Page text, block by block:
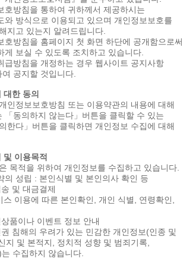
호방침을 통하여 귀하께서 제공하시는
와 방식으로 이용되고 있으며 개인정보보호를
지고 있는지 알려드립니다.
호방침을 홈페이지 첫 화면 하단에 공개함으로써
게 보실 수 있도록 조치하고 있습니다.
급방침을 개정하는 경우 웹사이트 공지사항
공지할 것입니다.
대한 동의
인정보보호방침 또는 이용약관의 내용에 대해
「동의하지 않는다」버튼을 클릭할 수 있는
한다」버튼을 클릭하면 개인정보 수집에 대해
이용목적
목적을 위하여 개인정보를 수집하고 있습니다.
의 성립 : 본인식별 및 본인의사 확인 등
및 대금결제
이용에 따른 본인확인, 개인 식별, 연령확인,
품이나 이벤트 정보 안내
침해의 우려가 있는 민감한 개인정보(인종 및
지 및 본적지, 정치적 성향 및 범죄기록,
수집하지 않습니다.